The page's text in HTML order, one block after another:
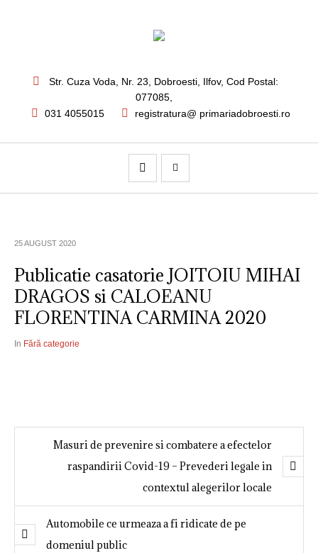
Str. Cuza Voda, Nr. 23 Dobroesti, Ilfov, Cod Postal:
077085,
031 4055015
registratura@ primariadobroesti.ro
25 AUGUST 2020
Publicatie casatorie JOITOIU MIHAI
DRAGOS si CALOEANU
FLORENTINA CARMINA 2020
In Fără categorie
Masuri de prevenire si combatere a efectelor
raspandirii Covid-19 – Prevederi legale in
contextul alegerilor locale
Automobile ce urmeaza a fi ridicate de pe
domeniul public